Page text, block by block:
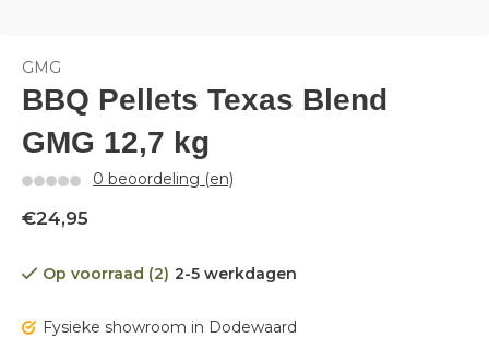
GMG
BBQ Pellets Texas Blend
GMG 12,7 kg
0 beoordeling (en)
€24,95
Op voorraad (2) 2-5 werkdagen
Fysieke showroom in Dodewaard